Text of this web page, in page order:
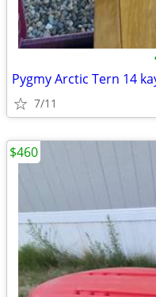
Pygmy Arctic Tern 14
7/11
$460